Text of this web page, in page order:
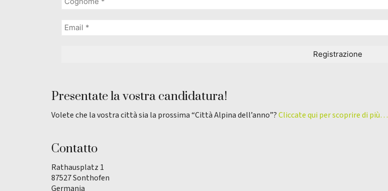
Presentate la vostra candidatura!
Volete che la vostra città sia la prossima “Città Alpina dell’anno”?Cliccate qui per scoprire di più…
Contatto
Rathausplatz 1
87527 Sonthofen
Germania